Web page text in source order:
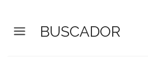
BUSCADOR